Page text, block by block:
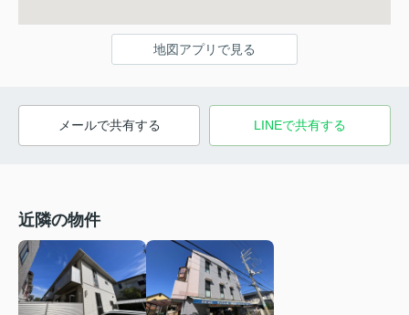
地図アプリで見る
メールで共有する LINEで共有する
近隣の物件